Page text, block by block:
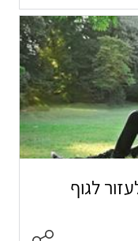
לגוף